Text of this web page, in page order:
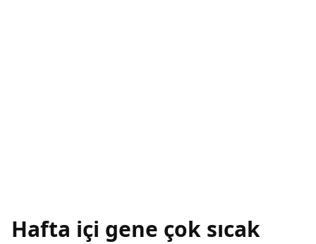
Hafta içi gene çok sıcak